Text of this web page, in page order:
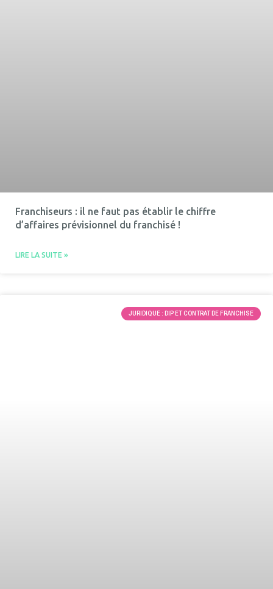
Franchiseurs : il ne faut pas établir le chiffre
d’affaires prévisionnel du franchisé !
LIRE LA SUITE »
JURIDIQUE : DIP ET CONTRAT DE FRANCHISE